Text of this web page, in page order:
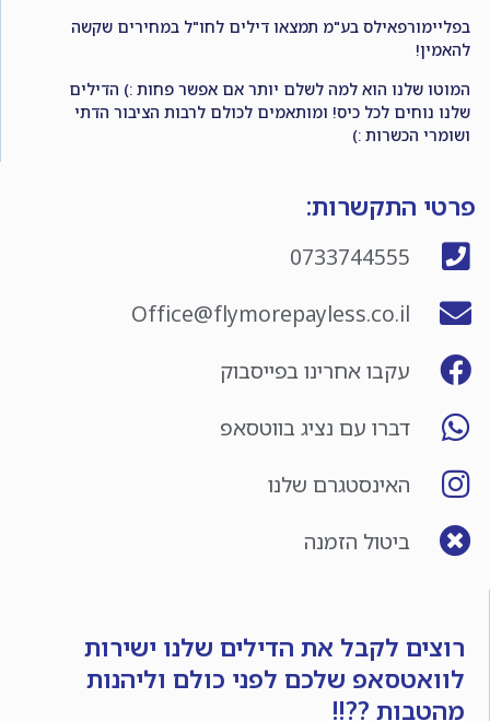
בפליימורפאילס בע"מ תמצאו דילים לחו"ל במחירים שקשה
להאמין!
המוטו שלנו הוא למה לשלם יותר אם אפשר פחות :) הדילים
שלנו נוחים לכל כיס! ומותאמים לכולם לרבות הציבור הדתי
ושומרי הכשרות :)
פרטי התקשרות:
0733744555
Office@flymorepayless.co.il
עקבו אחרינו בפייסבוק
דברו עם נציג בווטסאפ
האינסטגרם שלנו
ביטול הזמנה
רוצים לקבל את הדילים שלנו ישירות
לוואטסאפ שלכם לפני כולם וליהנות
מהטבות ??!!